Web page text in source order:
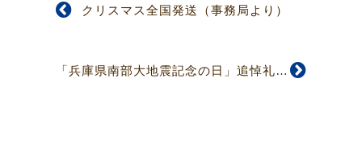
クリスマス全国発送（事務局より）
「兵庫県南部大地震記念の日」追悼礼拝のお知らせ